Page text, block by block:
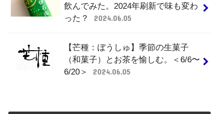
飲んでみた。2024年刷新で味も変わ
った？
2024.06.05
【芒種：ぼうしゅ】季節の生菓子
（和菓子）とお茶を愉しむ。＜6/6〜
6/20＞
2024.06.05